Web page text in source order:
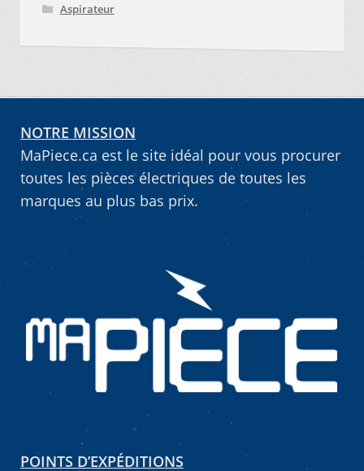
Aspirateur
NOTRE MISSION
MaPiece.ca est le site idéal pour vous procurer
toutes les pièces électriques de toutes les
marques au plus bas prix.
POINTS D’EXPÉDITIONS